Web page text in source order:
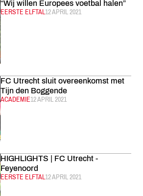
“Wij willen Europees voetbal halen”
CATEGORIE:
EERSTE ELFTALGEPUBLICEERD:
12 APRIL 2021
FC Utrecht sluit overeenkomst met
Tijn den Boggende
CATEGORIE:
ACADEMIEGEPUBLICEERD:
12 APRIL 2021
HIGHLIGHTS | FC Utrecht -
Feyenoord
CATEGORIE:
EERSTE ELFTALGEPUBLICEERD:
12 APRIL 2021